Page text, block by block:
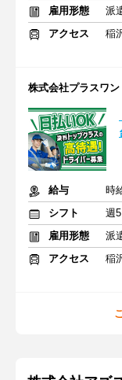
雇用形態
派
アクセス
稲
株式会社プラスワ
給与
時
シフト
週
雇用形態
派
アクセス
稲